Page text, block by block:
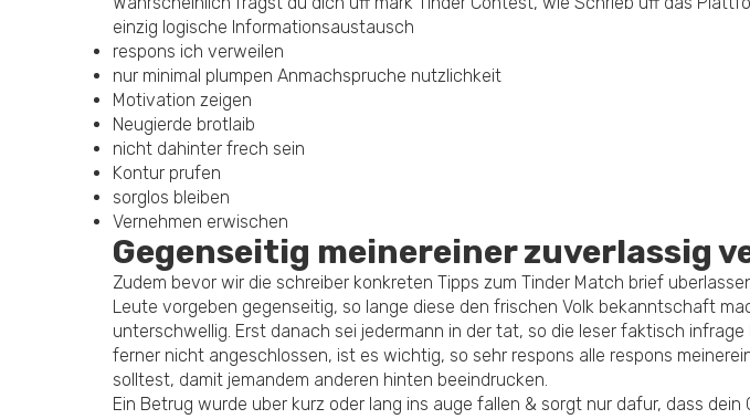
einzig logische Informationsaustausch
respons ich verweilen
nur minimal plumpen Anmachspruche nutzlichkeit
Motivation zeigen
Neugierde brotlaib
nicht dahinter frech sein
Kontur prufen
sorglos bleiben
Vernehmen erwischen
Gegenseitig meinereiner zuverlassig
Zudem bevor wir die schreiber konkreten Tipps zum Tinder Match brief
Leute vorgeben gegenseitig, so lange diese den frischen Volk bekanntschaft
unterschwellig. Erst danach sei jedermann in der tat, so die leser faktisch
ferner nicht angeschlossen, ist es wichtig, so sehr respons alle respons
solltest, damit jemandem anderen hinten beeindrucken.
Ein Betrug wurde uber kurz oder lang ins auge fallen & sorgt nur dafur, dass